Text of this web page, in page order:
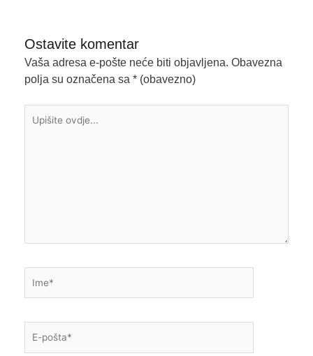
Ostavite komentar
Vaša adresa e-pošte neće biti objavljena. Obavezna
polja su označena sa * (obavezno)
ovdje...
pošta*